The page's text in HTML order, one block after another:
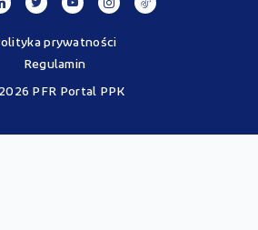
PFR Portal PPK
prywatności
Regulamin
- PFR Portal PPK sp. z o.o., spółkę